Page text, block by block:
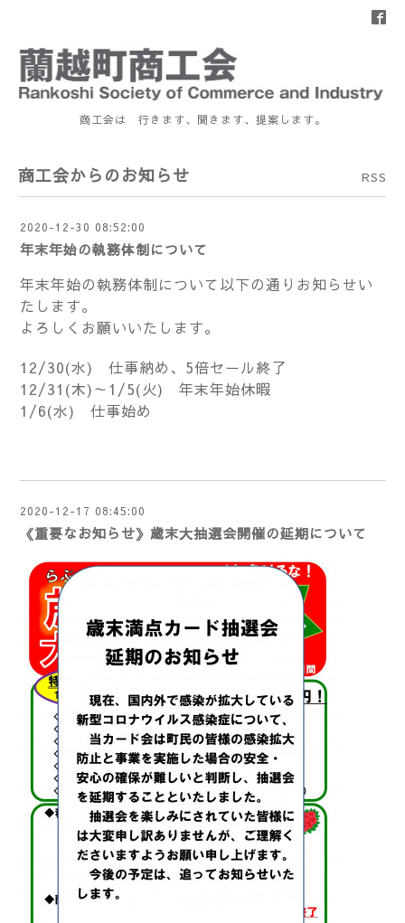
商工会は 行きます、聞きます、提案します。
商工会からのお知らせ RSS
2020-12-30 08:52:00
年末年始の執務体制について
年末年始の執務体制について以下の通りお知らせい
たします。
よろしくお願いいたします。
12/30(水) 仕事納め、5倍セール終了
12/31(木)～1/5(火) 年末年始休暇
1/6(水) 仕事始め
2020-12-17 08:45:00
《重要なお知らせ》歳末大抽選会開催の延期について